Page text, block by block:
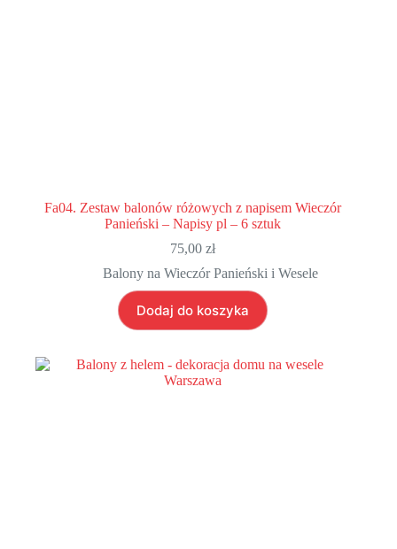
Fa04. Zestaw balonów różowych z napisem Wieczór
Panieński – Napisy pl – 6 sztuk
75,00 zł
Balony na Wieczór Panieński i Wesele
Dodaj do koszyka